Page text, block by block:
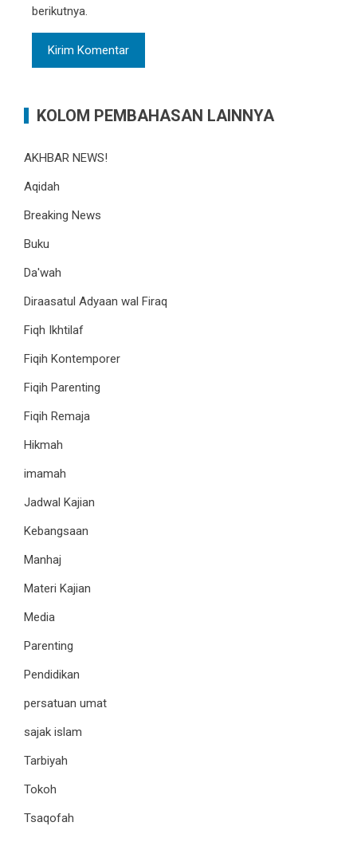
berikutnya.
KOLOM PEMBAHASAN LAINNYA
AKHBAR NEWS!
Aqidah
Breaking News
Buku
Da'wah
Diraasatul Adyaan wal Firaq
Fiqh Ikhtilaf
Fiqih Kontemporer
Fiqih Parenting
Fiqih Remaja
Hikmah
imamah
Jadwal Kajian
Kebangsaan
Manhaj
Materi Kajian
Media
Parenting
Pendidikan
persatuan umat
sajak islam
Tarbiyah
Tokoh
Tsaqofah